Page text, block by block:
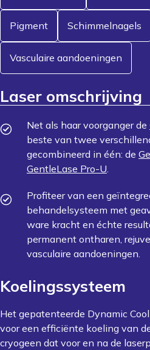
Pigment Schimmelnagels
Vasculaire aandoeningen
Laser omschrijving
Net als haar voorganger de
beste van twee
gecombineerd in één: de
GentleLase Pro-U.
Profiteer van een
behandelsysteem met
ware kracht en échte
permanent ontharen,
vasculaire aandoeningen.
Koelingssysteem
Het gepatenteerde Dynamic
voor een efficiënte koeling van
cryogeen dat voor en na de